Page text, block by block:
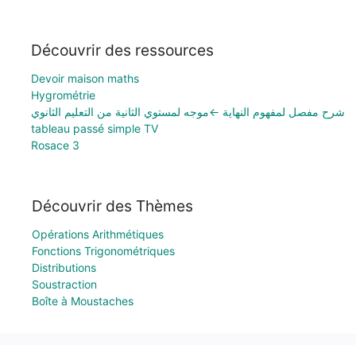
Découvrir des ressources
Devoir maison maths
Hygrométrie
شرح مفصل لمفهوم النهاية ←موجه لمستوي الثانية من التعليم الثانوي
tableau passé simple TV
Rosace 3
Découvrir des Thèmes
Opérations Arithmétiques
Fonctions Trigonométriques
Distributions
Soustraction
Boîte à Moustaches